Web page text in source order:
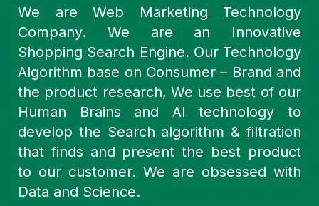
We are Web Marketing Technology
Company. We are an Innovative
Shopping Search Engine. Our Technology
Algorithm base on Consumer – Brand and
the product research, We use best of our
Human Brains and AI technology to
develop the Search algorithm & filtration
that finds and present the best product
to our customer. We are obsessed with
Data and Science.